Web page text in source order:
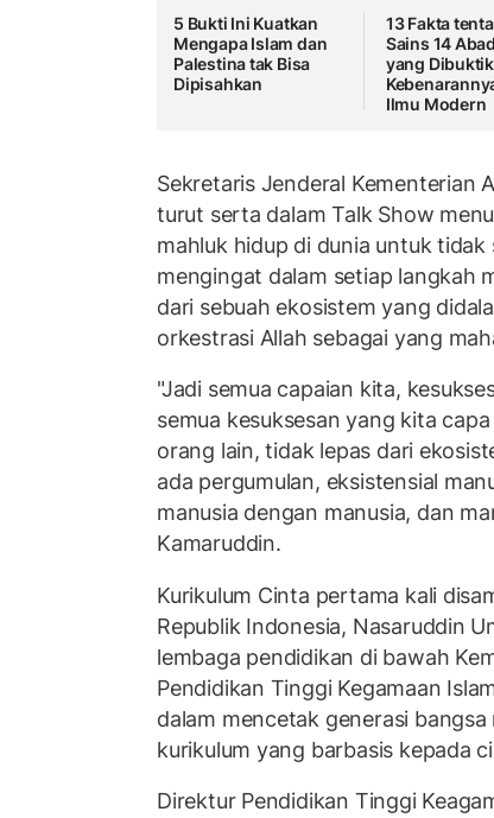
5 Bukti Ini Kuatkan
Mengapa Islam dan
Palestina tak Bisa
Dipisahkan
13 Fakta
Sains 14
yang
Ilmu Modern
Sekretaris Jenderal Kementerian
turut serta dalam Talk Show
mahluk hidup di dunia untuk
mengingat dalam setiap langkah
dari sebuah ekosistem yang
orkestrasi Allah sebagai yang
"Jadi semua capaian kita,
semua kesuksesan yang kita
orang lain, tidak lepas dari
ada pergumulan, eksistensial
manusia dengan manusia, dan
Kamaruddin.
Kurikulum Cinta pertama kali
Republik Indonesia, Nasaruddin
lembaga pendidikan di bawah
Pendidikan Tinggi Kegamaan
dalam mencetak generasi
kurikulum yang barbasis kepada
Direktur Pendidikan Tinggi